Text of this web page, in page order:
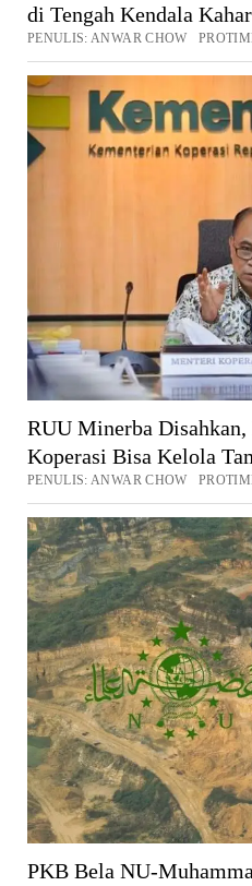
di Tengah Kendala Kahar
PENULIS: ANWAR CHOW
RUU Minerba
Koperasi Bisa Kelola
PENULIS: ANWAR CHOW
PKB Bela NU-